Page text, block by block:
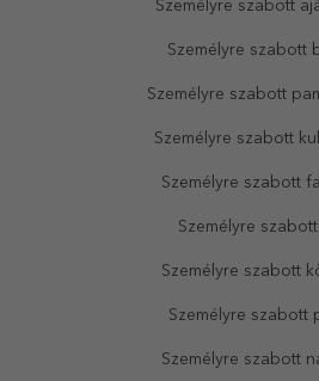
Személyre szabott
Személyre szabott
Személyre szabott
Személyre szabott
Személyre szabott
Személyre
Személyre szabott
Személyre szabott
Személyre szabott